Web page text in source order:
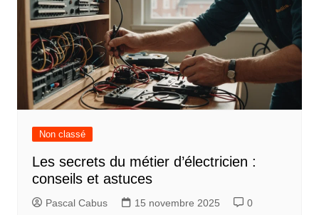
Non classé
Les secrets du métier d’électricien :
conseils et astuces
Pascal Cabus 15 novembre 2025 0